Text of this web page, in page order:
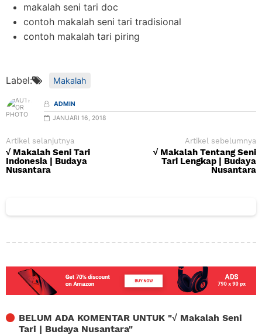
makalah seni tari doc
contoh makalah seni tari tradisional
contoh makalah tari piring
Label: Makalah
ADMIN
JANUARI 16, 2018
Artikel selanjutnya
√ Makalah Seni Tari
Indonesia | Budaya
Nusantara
Artikel sebelumnya
√ Makalah Tentang Seni
Tari Lengkap | Budaya
Nusantara
BELUM ADA KOMENTAR UNTUK "√ Makalah Seni
Tari | Budaya Nusantara"